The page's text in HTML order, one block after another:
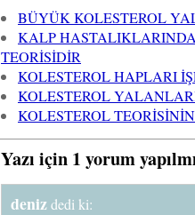
BÜYÜK KOLESTEROL
KALP
TEORİSİDİR
KOLESTEROL HAPLARI
KOLESTEROL
KOLESTEROL
Yazı için 1 yorum
denizdedi ki: